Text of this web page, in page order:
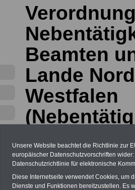
Beamten
Lande
Westfalen
- NtV) -
.>>>NEU aufgelegt März 2025
Unsere Website beachtet die Richtlinie zur
europäischer Datenschutzvorschriften
Datenschutzrichtlinie für elektronische
Diese Internetseite verwendet Cookies, um
Dienste und Funktionen bereitzustellen. Es